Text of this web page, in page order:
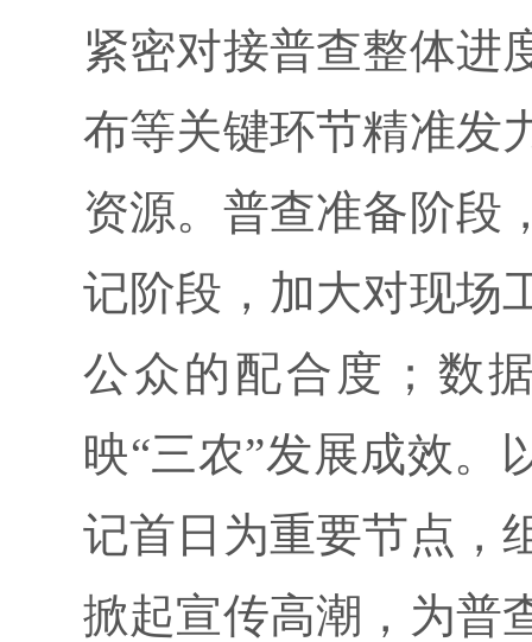
紧密对接普查整体进
布等关键环节精准发
资源。普查准备阶段
记阶段，加大对现场
公众的配合度；数
映“三农”发展成效。
记首日为重要节点，
掀起宣传高潮，为普